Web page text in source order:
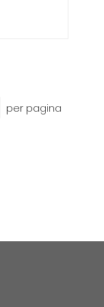
per pagina